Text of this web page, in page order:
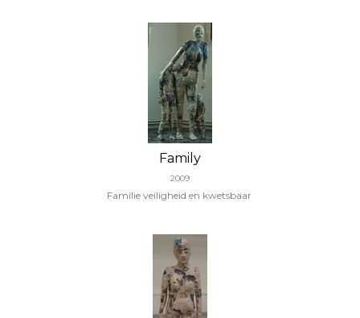
Family
2009
Familie veiligheid en kwetsbaar